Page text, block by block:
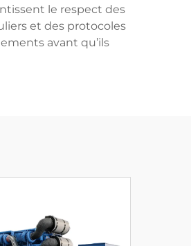
le respect des
et des protocoles
avant qu’ils